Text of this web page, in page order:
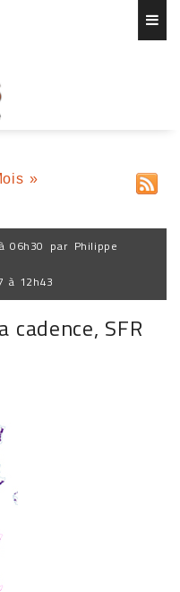
»
06h30 par Philippe
à 12h43
cadence, SFR